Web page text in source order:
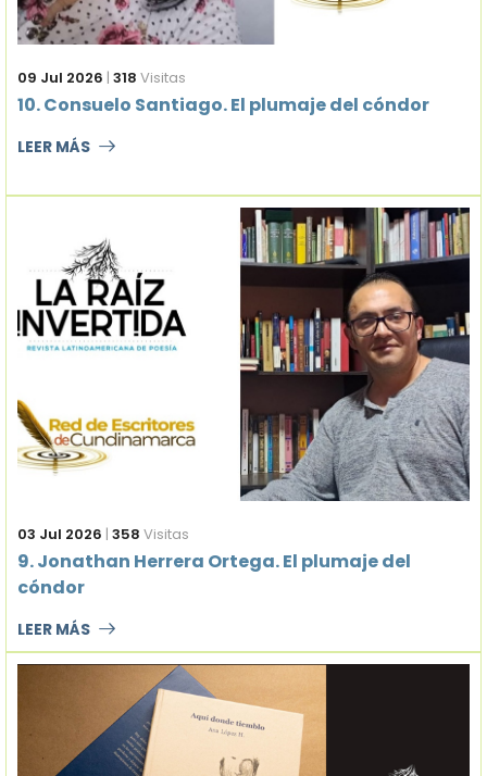
09 Jul 2026 | 318 Visitas
10. Consuelo Santiago. El plumaje del cóndor
LEER MÁS
03 Jul 2026 | 358 Visitas
9. Jonathan Herrera Ortega. El plumaje del
cóndor
LEER MÁS